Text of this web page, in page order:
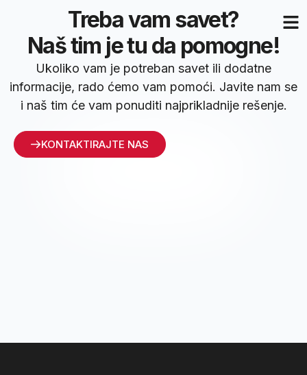
Treba vam savet?
Naš tim je tu da pomogne!
Ukoliko vam je potreban savet ili dodatne
informacije, rado ćemo vam pomoći. Javite nam se
i naš tim će vam ponuditi najprikladnije rešenje.
KONTAKTIRAJTE NAS